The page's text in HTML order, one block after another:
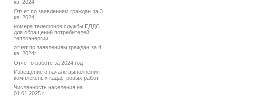
кв. 2024
Отчет по заявлениям граждан за 3
кв. 2024
номера телефонов службы ЕДДС
для обращений потребителей
теплоэнергии
отчет по заявлениям граждан за 4
кв. 2024г.
Отчет о работе за 2024 год
Извещение о начале выполнения
комплексных кадастровых работ
Численность населения на
01.01.2025 г.